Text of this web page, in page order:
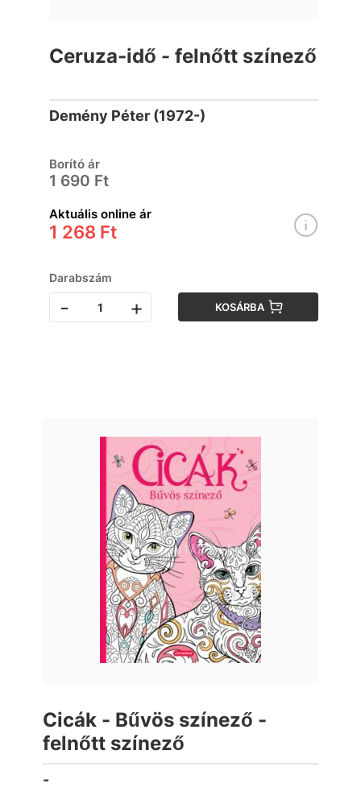
Ceruza-idő - felnőtt színező
Demény Péter (1972-)
Borító ár
1 690 Ft
Aktuális online ár
1 268 Ft
Darabszám
- + KOSÁRBA
Cicák - Bűvös színező -
felnőtt színező
-